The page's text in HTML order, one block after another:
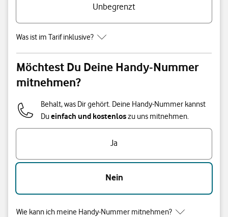
Unbegrenzt
Was ist im Tarif inklusive?
Möchtest Du Deine Handy-Nummer
mitnehmen?
Behalt, was Dir gehört. Deine Handy-Nummer kannst
Dueinfach und kostenloszu uns mitnehmen.
Ja
Nein
Wie kann ich meine Handy-Nummer mitnehmen?